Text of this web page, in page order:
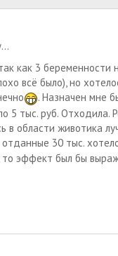
как 3 беременности
всё было), но
. Назначен мне
тыс. руб. Отходила.
в области животика
отданные 30 тыс.
то эффект был бы